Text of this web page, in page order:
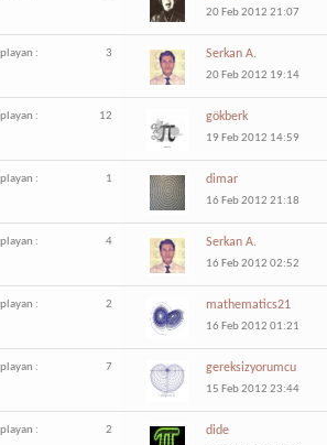
20 Feb 2012 21:07
: 3 Serkan A.
20 Feb 2012 19:14
: 12 gökberk
19 Feb 2012 14:59
: 1 dimar
16 Feb 2012 21:18
: 4 Serkan A.
16 Feb 2012 02:52
: 2 mathematics21
16 Feb 2012 01:21
: 7 gereksizyorumcu
15 Feb 2012 23:44
: 2 dide